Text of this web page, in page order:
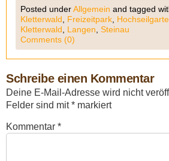
Posted underAllgemein and tagged
Kletterwald
Freizeitpark
Kletterwald
Langen Steinau
Comments (0)
Schreibe einen Kommentar
Deine E-Mail-Adresse wird nicht
Felder sind mit* markiert
Kommentar *